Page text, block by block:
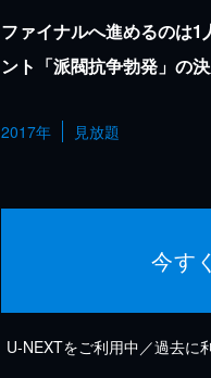
ファイナルへ進めるのは1
ント「派閥抗争勃発」の
2017年 見放題
今す
U-NEXTをご利用中／過去に